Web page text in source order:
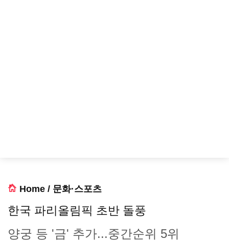
Home / 문화·스포츠
한국 파리올림픽 초반 돌풍
양궁 등 '금' 추가...중간순위 5위